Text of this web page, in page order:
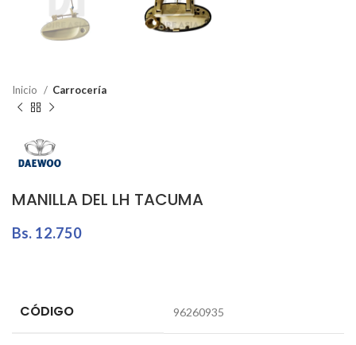
Inicio Carrocería
MANILLA DEL LH TACUMA
Bs. 12.750
CÓDIGO 96260935